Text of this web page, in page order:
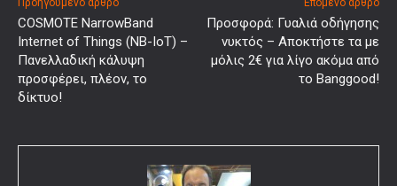
COSMOTE NarrowBand
Internet of Things (NB-IoT) –
Πανελλαδική κάλυψη
προσφέρει, πλέον, το
δίκτυο!
Προσφορά: Γυαλιά οδήγησης
νυκτός – Αποκτήστε τα με
μόλις 2€ για λίγο ακόμα από
το Banggood!